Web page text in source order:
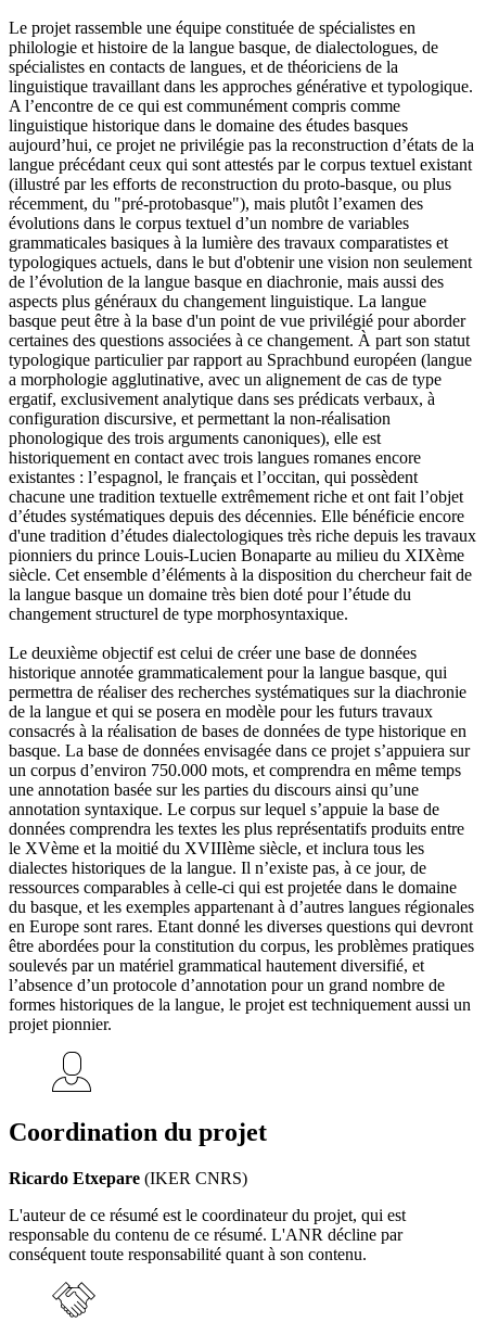
Le projet rassemble une équipe constituée de spécialistes en
philologie et histoire de la langue basque, de dialectologues, de
spécialistes en contacts de langues, et de théoriciens de la
linguistique travaillant dans les approches générative et typologique.
A l’encontre de ce qui est communément compris comme
linguistique historique dans le domaine des études basques
aujourd’hui, ce projet ne privilégie pas la reconstruction d’états de la
langue précédant ceux qui sont attestés par le corpus textuel existant
(illustré par les efforts de reconstruction du proto-basque, ou plus
récemment, du "pré-protobasque"), mais plutôt l’examen des
évolutions dans le corpus textuel d’un nombre de variables
grammaticales basiques à la lumière des travaux comparatistes et
typologiques actuels, dans le but d'obtenir une vision non seulement
de l’évolution de la langue basque en diachronie, mais aussi des
aspects plus généraux du changement linguistique. La langue
basque peut être à la base d'un point de vue privilégié pour aborder
certaines des questions associées à ce changement. À part son statut
typologique particulier par rapport au Sprachbund européen (langue
a morphologie agglutinative, avec un alignement de cas de type
ergatif, exclusivement analytique dans ses prédicats verbaux, à
configuration discursive, et permettant la non-réalisation
phonologique des trois arguments canoniques), elle est
historiquement en contact avec trois langues romanes encore
existantes : l’espagnol, le français et l’occitan, qui possèdent
chacune une tradition textuelle extrêmement riche et ont fait l’objet
d’études systématiques depuis des décennies. Elle bénéficie encore
d'une tradition d’études dialectologiques très riche depuis les travaux
pionniers du prince Louis-Lucien Bonaparte au milieu du XIXème
siècle. Cet ensemble d’éléments à la disposition du chercheur fait de
la langue basque un domaine très bien doté pour l’étude du
changement structurel de type morphosyntaxique.
Le deuxième objectif est celui de créer une base de données
historique annotée grammaticalement pour la langue basque, qui
permettra de réaliser des recherches systématiques sur la diachronie
de la langue et qui se posera en modèle pour les futurs travaux
consacrés à la réalisation de bases de données de type historique en
basque. La base de données envisagée dans ce projet s’appuiera sur
un corpus d’environ 750.000 mots, et comprendra en même temps
une annotation basée sur les parties du discours ainsi qu’une
annotation syntaxique. Le corpus sur lequel s’appuie la base de
données comprendra les textes les plus représentatifs produits entre
le XVème et la moitié du XVIIIème siècle, et inclura tous les
dialectes historiques de la langue. Il n’existe pas, à ce jour, de
ressources comparables à celle-ci qui est projetée dans le domaine
du basque, et les exemples appartenant à d’autres langues régionales
en Europe sont rares. Etant donné les diverses questions qui devront
être abordées pour la constitution du corpus, les problèmes pratiques
soulevés par un matériel grammatical hautement diversifié, et
l’absence d’un protocole d’annotation pour un grand nombre de
formes historiques de la langue, le projet est techniquement aussi un
projet pionnier.
Coordination du projet
Ricardo Etxepare (IKER CNRS)
L'auteur de ce résumé est le coordinateur du projet, qui est
responsable du contenu de ce résumé. L'ANR décline par
conséquent toute responsabilité quant à son contenu.